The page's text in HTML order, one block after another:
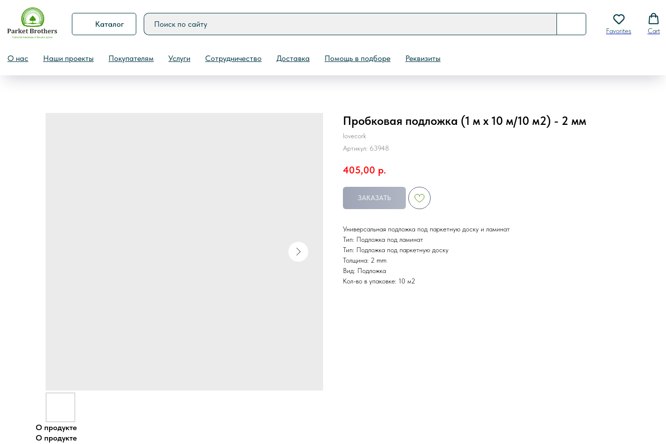
Каталог
Favorites Cart
О нас Наши проекты Покупателям Услуги Сотрудничество Доставка Помощь в подборе Реквизиты
НазадПробковая подложка (1 м х 10 м/10 м2) - 2 мм
lovecork
Артикул: 63948
405,00 р.
ЗАКАЗАТЬ
Универсальная подложка под паркетную доску и ламинат
Тип: Подложка под ламинат
Тип: Подложка под паркетную доску
Толщина: 2 mm
Вид: Подложка
Кол-во в упаковке: 10 м2
О продукте
О продукте